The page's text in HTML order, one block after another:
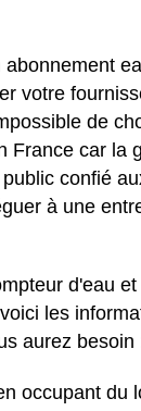
votre
de
France car la
confié
à une
d'eau
les
aurez besoin
occupant du